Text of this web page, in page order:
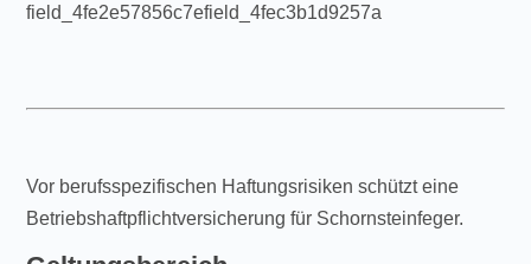
field_4fe2e57856c7efield_4fec3b1d9257a
Vor berufsspezifischen Haftungsrisiken schützt eine
Betriebshaftpflichtversicherung für Schornsteinfeger.